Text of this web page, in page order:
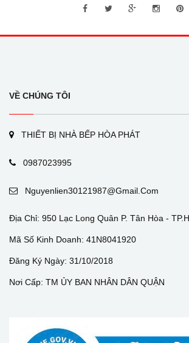
VỀ CHÚNG TÔI
THIẾT BỊ NHÀ BẾP HÒA PHÁT
0987023995
Nguyenlien30121987@gmail.com
Địa Chỉ: 950 Lạc Long Quân P. Tân Hòa -
Mã Số Kinh Doanh: 41N8041920
Đăng Ký Ngày: 31/10/2018
Nơi Cấp: TM ỦY BAN NHÂN DÂN QUẬN